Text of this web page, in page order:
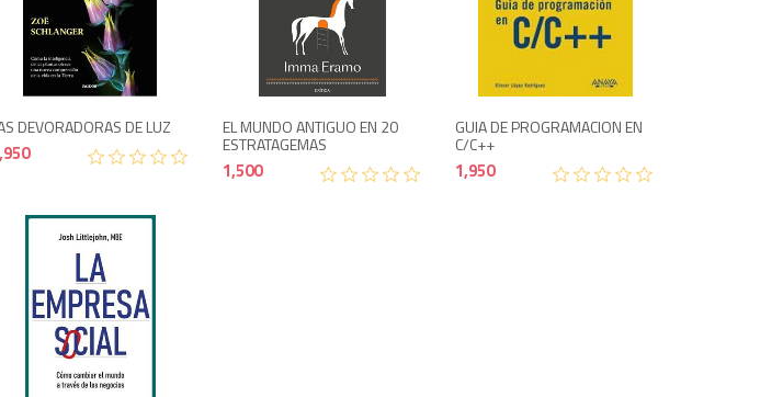
DEVORADORAS DE LUZ EL MUNDO ANTIGUO EN 20
ESTRATAGEMAS
1,500
GUIA DE PROGRAMACION EN
C/C++
1,950